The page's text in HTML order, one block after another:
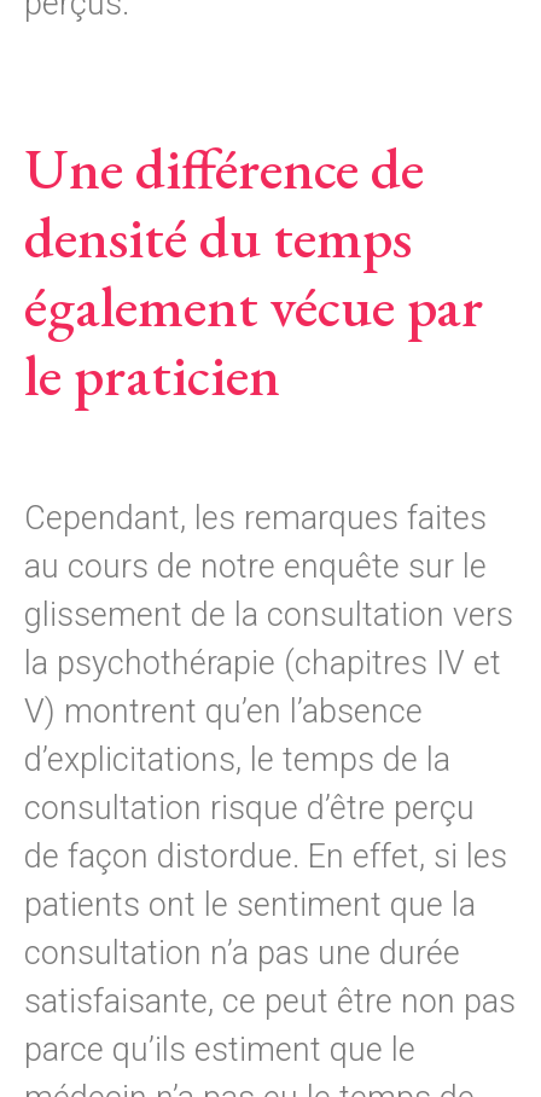
Une différence de
densité du temps
également vécue par
le praticien
Cependant, les remarques faites
au cours de notre enquête sur le
glissement de la consultation vers
la psychothérapie (chapitres IV et
V) montrent qu’en l’absence
d’explicitations, le temps de la
consultation risque d’être perçu
de façon distordue. En effet, si les
patients ont le sentiment que la
consultation n’a pas une durée
satisfaisante, ce peut être non pas
parce qu’ils estiment que le